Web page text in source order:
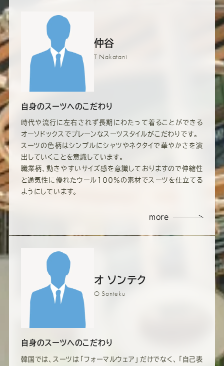
仲谷
T Nakatani
自身のスーツへのこだわり
時代や流行に左右されず長期にわたって着ることができる
オーソドックスでプレーンなスーツスタイルがこだわりです。
スーツの色柄はシンプルにシャツやネクタイで華やかさを演
出していくことを意識しています。
職業柄、動きやすいサイズ感を意識しておりますので伸縮性
と通気性に優れたウール100%の素材でスーツを仕立てる
ようにしています。
more
オ ソンテク
O Sonteku
自身のスーツへのこだわり
韓国では、スーツは「フォーマルウェア」だけでなく、「自己表